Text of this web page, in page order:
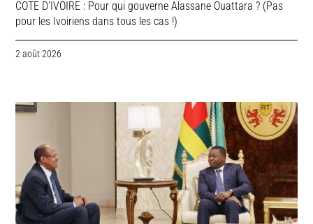
COTE D’IVOIRE : Pour qui gouverne Alassane Ouattara ? (Pas
pour les Ivoiriens dans tous les cas !)
2 août 2026